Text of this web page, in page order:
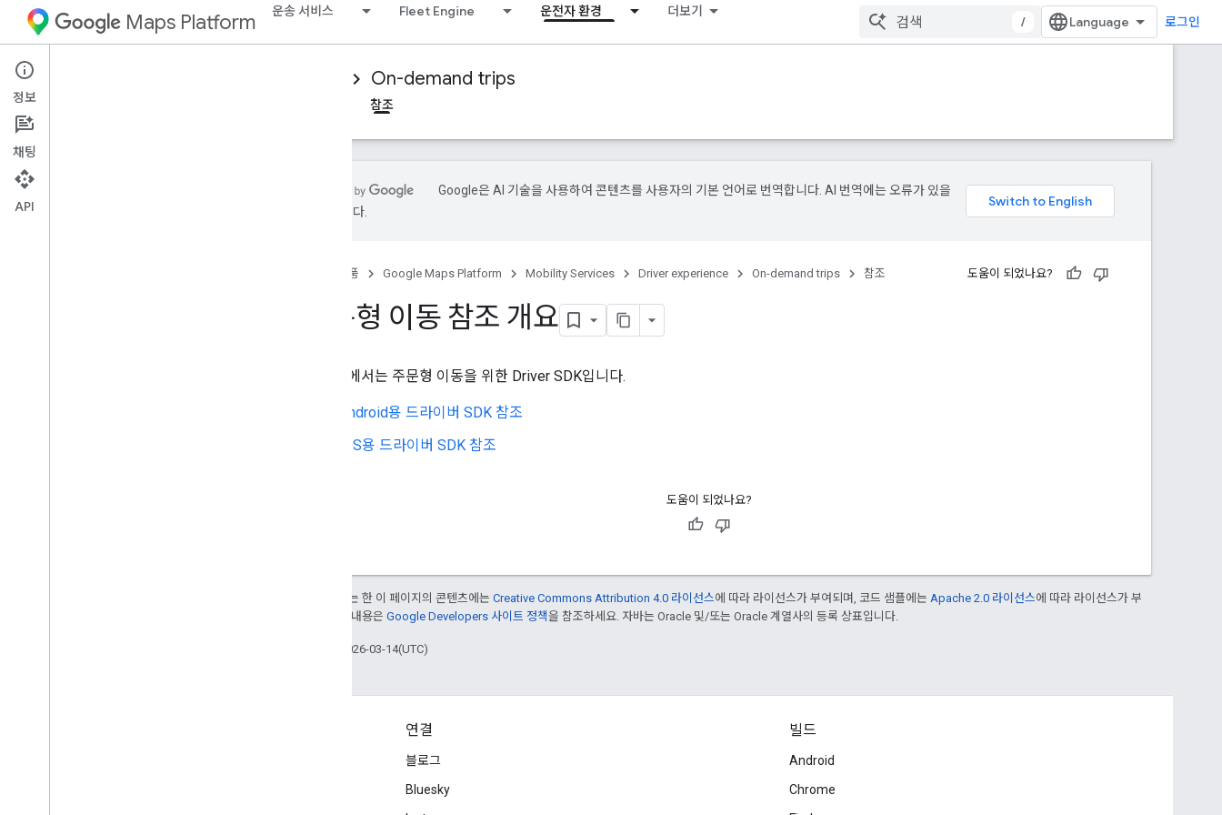
Maps Platform 운송 서비스 Fleet Engine 운전자 환경 더보기
/ 로그인
Mobility Services On-demand trips
개요 참조
Google은 AI 기술을 사용하여 콘텐츠를 사용자의 기본 언어로 번역합니다. AI 번역에는 오류가 있을
수 있습니다.
제품 Google Maps Platform Mobility Services Driver experience On-demand trips 참조 도움이 되었나요?
주문형 이동 참조 개요
이 섹션에서는 주문형 이동을 위한 Driver SDK입니다.
Android용 드라이버 SDK 참조
iOS용 드라이버 SDK 참조
도움이 되었나요?
달리 명시되지 않는 한 이 페이지의 콘텐츠에는 Creative Commons Attribution 4.0 라이선스에 따라 라이선스가 부여되며, 코드 샘플에는 Apache 2.0 라이선스에 따라 라이선스가 부
여됩니다. 자세한 내용은 Google Developers 사이트 정책을 참조하세요. 자바는 Oracle 및/또는 Oracle 계열사의 등록 상표입니다.
최종 업데이트: 2026-03-14(UTC)
연결
블로그
Bluesky
빌드
Android
Chrome
정보
채팅
API